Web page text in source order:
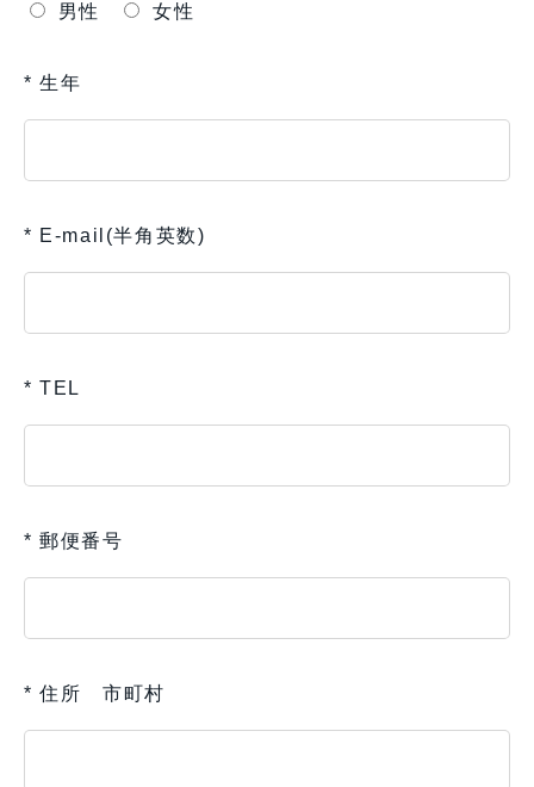
男性 女性
* 生年
* E-mail(半角英数)
* TEL
* 郵便番号
* 住所 市町村